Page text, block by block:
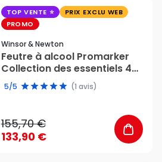
TOP VENTE
PRIX EXCLU WEB
PROMO
Winsor & Newton
Feutre à alcool Promarker
Collection des essentiels 48
couleurs - Winsor & Newton
5/5 (1 avis)
155,70 €
133,90 €